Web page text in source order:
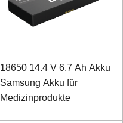
18650 14.4 V 6.7 Ah Akku
Samsung Akku für
Medizinprodukte